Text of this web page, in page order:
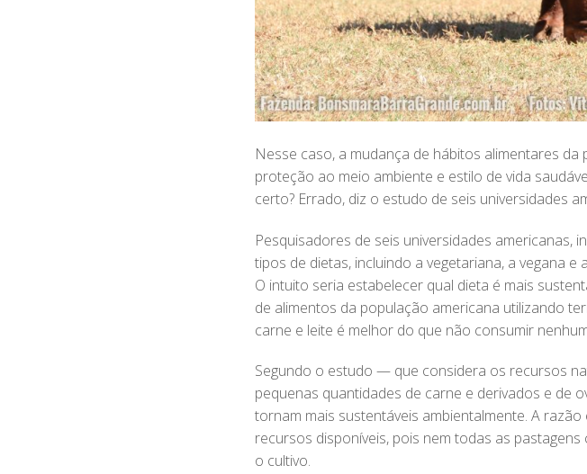
Nesse caso, a mudança de hábitos alimentares
proteção ao meio ambiente e estilo de vida
certo? Errado, diz o estudo de seis universidades
Pesquisadores de seis universidades americanas,
tipos de dietas, incluindo a vegetariana, a vegana
O intuito seria estabelecer qual dieta é mais
de alimentos da população americana utilizando
carne e leite é melhor do que não consumir
Segundo o estudo — que considera os recursos
pequenas quantidades de carne e derivados e de
tornam mais sustentáveis ambientalmente. A
recursos disponíveis, pois nem todas as
o cultivo.